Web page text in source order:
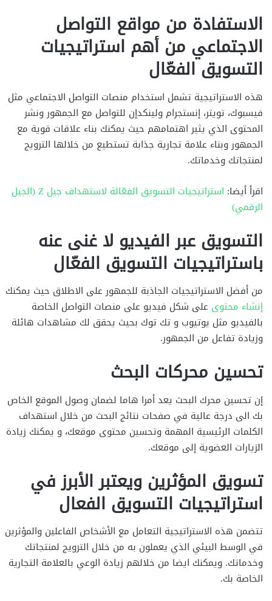
الاستفادة من مواقع التواصل
الاجتماعي من أهم استراتيجيات
التسويق الفعّال
هذه الاستراتيجية تشمل استخدام منصات التواصل الاجتماعي مثل
فيسبوك، تويتر، إنستجرام ولينكدإن للتواصل مع الجمهور ونشر
المحتوى الذي يثير اهتمامهم حيث يمكنك بناء علاقات قوية مع
الجمهور وبناء علامة تجارية جذابة تستطيع من خلالها الترويج
لمنتجاتك وخدماتك.
اقرأ أيضا:
استراتيجيات التسويق الفعّالة لاستهداف جيل Z (الجيل
الرقمي)
التسويق عبر الفيديو لا غنى عنه
باستراتيجيات التسويق الفعّال
من أفضل الاستراتيجيات الجاذبة للجمهور على الاطلاق حيث يمكنك
إنشاء محتوى على شكل فيديو على منصات التواصل الخاصة
بالفيديو مثل يوتيوب و تك توك بحيث يحقق لك مشاهدات هائلة
وزيادة تفاعل من الجمهور.
تحسين محركات البحث
إن تحسين محرك البحث يعد أمرا هاما لضمان وصول الموقع الخاص
بك الى درجة عالية في صفحات نتائج البحث من خلال استهداف
الكلمات الرئيسية المهمة وتحسين محتوى موقعك، و يمكنك زيادة
الزيارات العضوية إلى موقعك.
تسويق المؤثرين ويعتبر الأبرز في
استراتيجيات التسويق الفعال
تتضمن هذه الاستراتيجية التعامل مع الأشخاص الفاعلين والمؤثرين
في الوسط البيئي الذي يعملون به من خلال الترويج لمنتجاتك
وخدماتك. ويمكنك ايضا من خلالهم زيادة الوعي بالعلامة التجارية
الخاصة بك.